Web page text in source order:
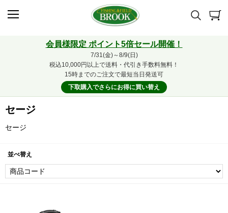
会員様限定 ポイント5倍セール開催！
7/31(金)～8/9(日)
税込10,000円以上で送料・代引き手数料無料！
15時までのご注文で最短当日発送可
下取購入でさらにお得に買い替え
セージ
セージ
並べ替え